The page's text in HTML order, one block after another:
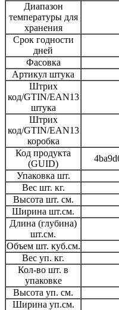
Диапазон
температуры для
хранения
Срок годности
дней
Фасовка
Артикул штука
Штрих
код/GTIN/EAN13
штука
Штрих
код/GTIN/EAN13
коробка
Код продукта
(GUID)
Упаковка шт.
Вес шт. кг.
Высота шт. см.
Ширина шт.см.
Длина (глубина)
шт.см.
Объем шт. куб.см.
Вес уп. кг.
Кол-во шт. в
упаковке
Высота уп. см.
Ширина уп.см.